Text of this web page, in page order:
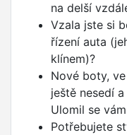
na delší
Vzala jste si
řízení auta
klínem)?
Nové boty,
ještě nesedí
Ulomil se
Potřebujete